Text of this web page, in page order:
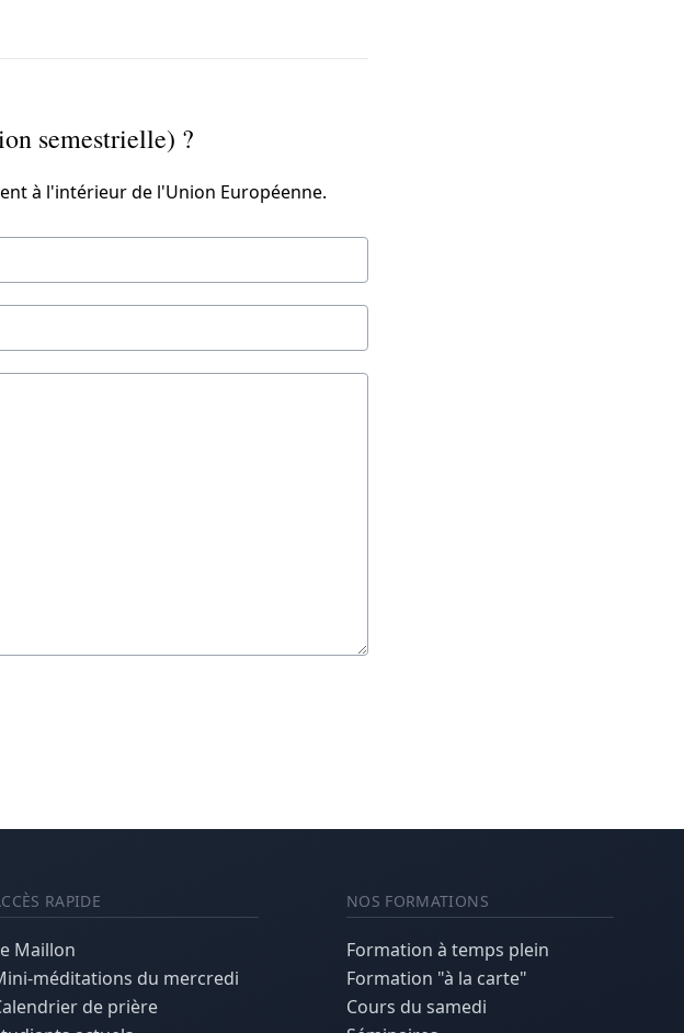
semestrielle) ?
à l'intérieur de l'Union Européenne.
RAPIDE
Maillon
méditations du mercredi
de prière
NOS FORMATIONS
Formation à temps plein
Formation "à la carte"
Cours du samedi